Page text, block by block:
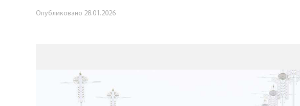
Опубликовано 28.01.2026